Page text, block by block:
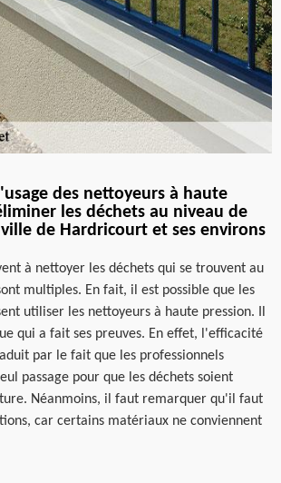
des nettoyeurs à haute
les déchets au niveau de
de Hardricourt et ses environs
à nettoyer les déchets qui se trouvent au
multiples. En fait, il est possible que les
utiliser les nettoyeurs à haute pression. Il
qui a fait ses preuves. En effet, l'efficacité
par le fait que les professionnels
passage pour que les déchets soient
Néanmoins, il faut remarquer qu'il faut
car certains matériaux ne conviennent